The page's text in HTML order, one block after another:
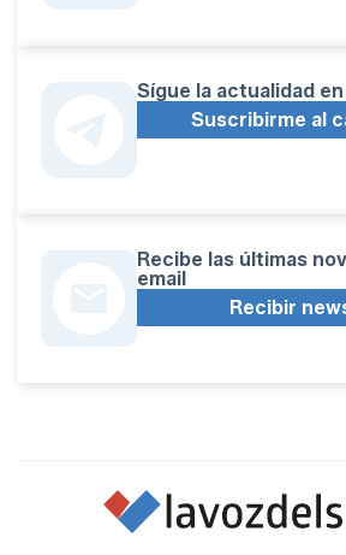
Sígue la actualidad
Suscribirme al
Recibe las últimas
email
Recibir